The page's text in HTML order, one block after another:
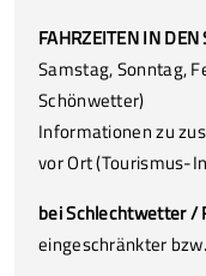
FAHRZEITEN IN
Samstag, Sonntag,
Schönwetter)
Informationen zu
vor Ort (Tourismus-
bei Schlechtwetter /
eingeschränkter